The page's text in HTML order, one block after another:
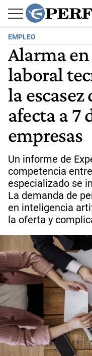
EMPLEO
Alarma
laboral
la
afecta a 7
empresas
Un informe de
competencia
especializado se
La demanda de
en inteligencia
la oferta y